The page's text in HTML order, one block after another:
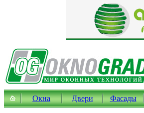
Окна Двери Фасады